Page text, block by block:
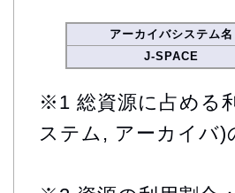
アーカイバシステム名
J-SPACE
※1 総資源に占める
ステム, アーカイバ)